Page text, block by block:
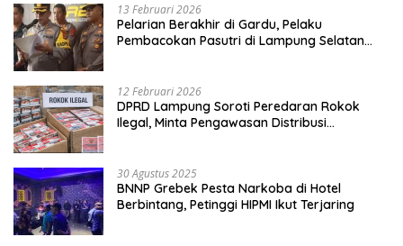
13 Februari 2026
Pelarian Berakhir di Gardu, Pelaku
Pembacokan Pasutri di Lampung Selatan
12 Februari 2026
DPRD Lampung Soroti Peredaran Rokok
Ilegal, Minta Pengawasan Distribusi
30 Agustus 2025
BNNP Grebek Pesta Narkoba di Hotel
Berbintang, Petinggi HIPMI Ikut Terjaring